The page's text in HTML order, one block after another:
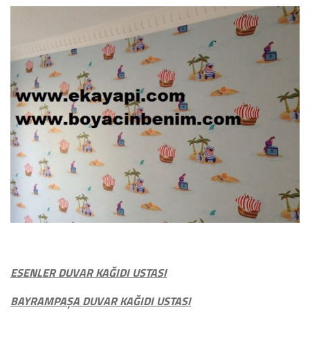
ESENLER DUVAR KAĞIDI USTASI
BAYRAMPAŞA DUVAR KAĞIDI USTASI